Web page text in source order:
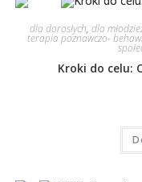
dla dorosłych, dla
terapia poznawczo-
Kroki do celu: